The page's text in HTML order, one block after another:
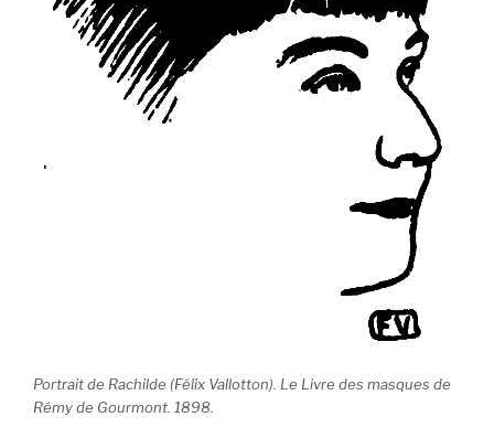
Portrait de Rachilde (Félix Vallotton). Le Livre des masques de
Rémy de Gourmont. 1898.